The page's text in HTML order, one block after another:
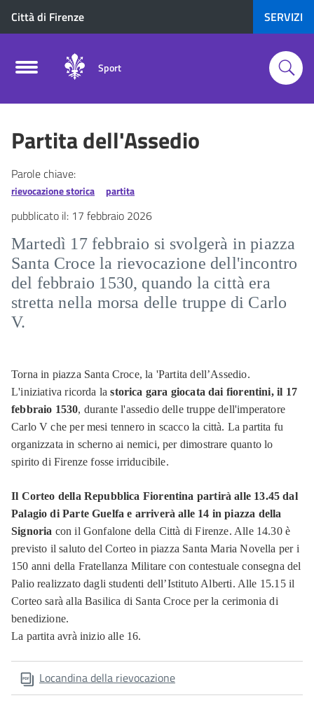
Città di Firenze SERVIZI
Sport
Partita dell'Assedio
Parole chiave:
rievocazione storica partita
pubblicato il: 17 febbraio 2026
Martedì 17 febbraio si svolgerà in piazza
Santa Croce la rievocazione dell'incontro
del febbraio 1530, quando la città era
stretta nella morsa delle truppe di Carlo
V.
Torna in piazza Santa Croce, la 'Partita dell’Assedio.
L'iniziativa ricorda lastorica gara giocata dai fiorentini, il 17
febbraio 1530, durante l'assedio delle truppe dell'imperatore
Carlo V che per mesi tennero in scacco la città. La partita fu
organizzata in scherno ai nemici, per dimostrare quanto lo
spirito di Firenze fosse irriducibile.
Il Corteo della Repubblica Fiorentina partirà alle 13.45 dal
Palagio di Parte Guelfa e arriverà alle 14 in piazza della
Signoria con il Gonfalone della Città di Firenze. Alle 14.30 è
previsto il saluto del Corteo in piazza Santa Maria Novella per i
150 anni della Fratellanza Militare con contestuale consegna del
Palio realizzato dagli studenti dell’Istituto Alberti. Alle 15.15 il
Corteo sarà alla Basilica di Santa Croce per la cerimonia di
benedizione.
La partita avrà inizio alle 16.
Locandina della rievocazione